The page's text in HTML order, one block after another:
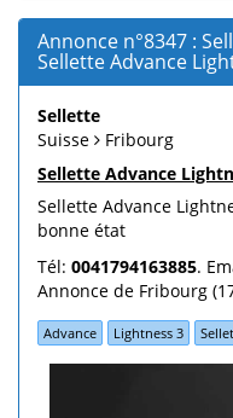
Annonce n°8347 :
Sellette Advance
Sellette
Suisse
Fribourg
Sellette Advance
Sellette Advance
bonne état
Tél: 0041794163885.
Annonce de Fribourg
Advance Lightness 3